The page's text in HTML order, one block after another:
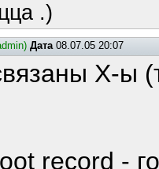
.)
Дата08.07.05 20:07
Х-ы
record -